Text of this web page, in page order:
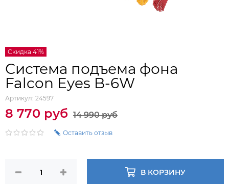
Скидка 41%
Система подъема фона
Falcon Eyes B-6W
Артикул: 24597
8 770 руб 14 990 руб
Оставить отзыв
В КОРЗИНУ